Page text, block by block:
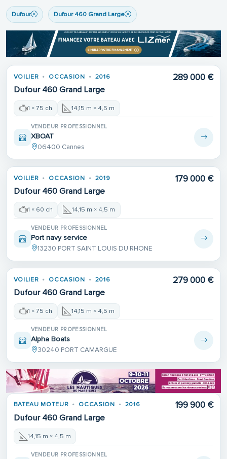
Dufour Dufour 460 Grand Large
VOILIER OCCASION 2016
Dufour 460 Grand Large
289 000 €
1 × 75 ch 14,15 m × 4,5 m
VENDEUR PROFESSIONNEL
XBOAT
06400 Cannes
VOILIER OCCASION 2019
Dufour 460 Grand Large
179 000 €
1 × 60 ch 14,15 m × 4,5 m
VENDEUR PROFESSIONNEL
Port navy service
13230 PORT SAINT LOUIS DU RHONE
VOILIER OCCASION 2016
Dufour 460 Grand Large
279 000 €
1 × 75 ch 14,15 m × 4,5 m
VENDEUR PROFESSIONNEL
Alpha Boats
30240 PORT CAMARGUE
BATEAU MOTEUR OCCASION 2016
Dufour 460 Grand Large
199 900 €
14,15 m × 4,5 m
VENDEUR PROFESSIONNEL